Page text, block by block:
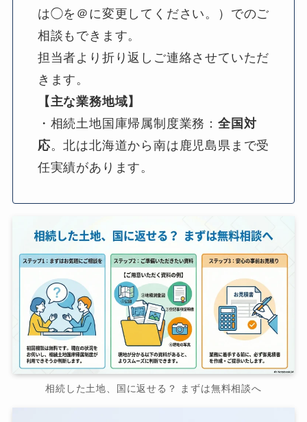
は◯を＠に変更してください。）でのご
相談もできます。
担当者より折り返しご連絡させていただ
きます。
【主な業務地域】
・相続土地国庫帰属制度業務：全国対
応。北は北海道から南は鹿児島県まで受
任実績があります。
相続した土地、国に返せる？ まずは無料相談へ